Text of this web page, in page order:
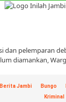
Berita Jambi Bungo
Kriminal